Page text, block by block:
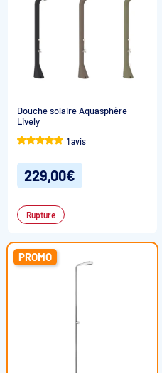
Douche solaire Aquasphère
Lively
1 avis
229,00€
Rupture
PROMO